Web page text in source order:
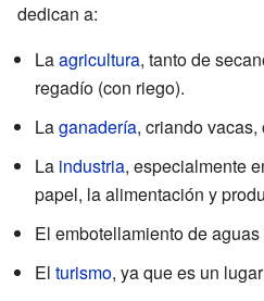
dedican a:
Laagricultura, tanto de
regadío (con riego).
Laganadería, criando
La industria, especialmente
papel, la alimentación y
El embotellamiento de
El turismo, ya que es un